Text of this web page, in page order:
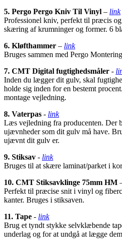
5. Pergo Pergo Kniv Til Vinyl – link
Professionel kniv, perfekt til præcis
skæring af krumninger og former. 6
6. Kløfthammer – link
Bruges sammen med Pergo
7. CMT Digital fugtighedsmåler -
Inden du lægger dit gulv, skal
holde sig inden for en bestemt
montage vejledning.
8. Vaterpas - link
Læs vejledning fra producenten. Der
ujævnheder som dit gulv må have.
ujævnt dit gulv er.
9. Stiksav - link
Bruges til at skære laminat/parket i
10. CMT Stiksavklinge 75mm HM
Perfekt til præcise snit i vinyl og
kanter. Bruges i stiksaven.
11. Tape - link
Brug et tyndt stykke selvklæbende
underlag og for at undgå at lægge